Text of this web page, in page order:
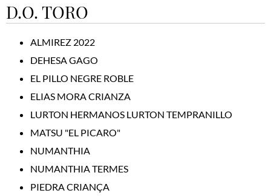
D.O. TORO
ALMIREZ 2022
DEHESA GAGO
EL PILLO NEGRE ROBLE
ELIAS MORA CRIANZA
LURTON HERMANOS LURTON TEMPRANILLO
MATSU "EL PICARO"
NUMANTHIA
NUMANTHIA TERMES
PIEDRA CRIANÇA